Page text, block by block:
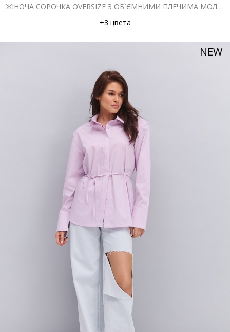
ЖІНОЧА СОРОЧКА OVERSIZE З ОБ`ЄМНИМИ ПЛЕЧИМА МОЛОЧНА
+3 цвета
NEW